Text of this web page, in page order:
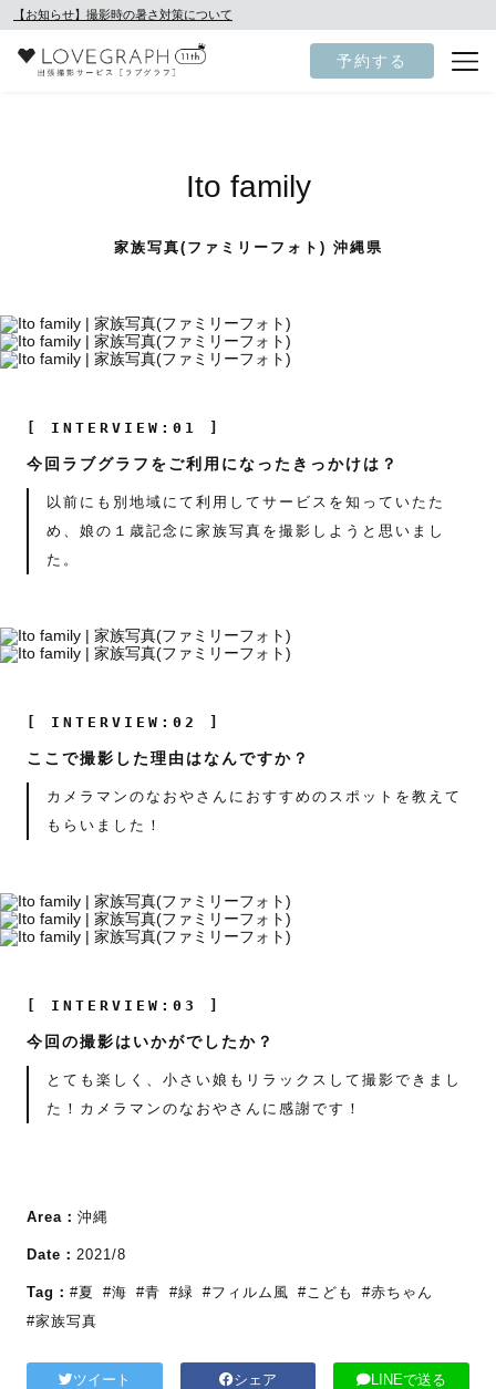
【お知らせ】撮影時の暑さ対策について
予約する
Ito family
家族写真(ファミリーフォト) 沖縄県
[ INTERVIEW:01 ]
今回ラブグラフをご利用になったきっかけは？
以前にも別地域にて利用してサービスを知っていたた
め、娘の１歳記念に家族写真を撮影しようと思いまし
た。
[ INTERVIEW:02 ]
ここで撮影した理由はなんですか？
カメラマンのなおやさんにおすすめのスポットを教えて
もらいました！
[ INTERVIEW:03 ]
今回の撮影はいかがでしたか？
とても楽しく、小さい娘もリラックスして撮影できまし
た！カメラマンのなおやさんに感謝です！
Area： 沖縄
Date： 2021/8
Tag： #夏 #海 #青 #緑 #フィルム風 #こども
#赤ちゃん
#家族写真
ツイート シェア LINEで送る